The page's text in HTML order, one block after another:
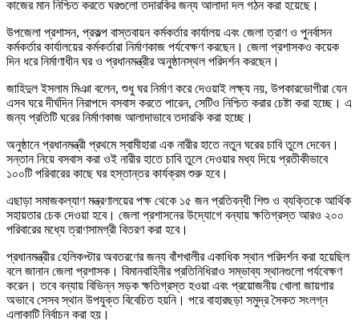
কাজের মান নিশ্চিত করতে ঘরগুলো তদারকির জন্য আলাদা দল গঠন করা হয়েছে।
উপজেলা প্রশাসন, প্রকল্প বাস্তবায়ন কর্মকর্তার কার্যালয় এবং জেলা ত্রাণ ও পুনর্বাসন
কর্মকর্তার কার্যালয়ের কর্মকর্তারা নির্মাণকাজ পর্যবেক্ষণ করছেন। জেলা প্রশাসকও কয়েক
দিন ধরে নির্মাণাধীন ঘর ও প্রধানমন্ত্রীর অনুষ্ঠানস্থল পরিদর্শন করছেন।
জাহিদুল ইসলাম মিঞা বলেন, শুধু ঘর নির্মাণ করে দেওয়াই লক্ষ্য নয়, উপকারভোগীরা যেন
এসব ঘরে দীর্ঘদিন নিরাপদে বসবাস করতে পারেন, সেটিও নিশ্চিত করার চেষ্টা করা হচ্ছে। এ
জন্য প্রতিটি ঘরের নির্মাণকাজ আলাদাভাবে তদারকি করা হচ্ছে।
অনুষ্ঠানে প্রধানমন্ত্রী প্রথমে স্বামীহারা এক নারীর হাতে নতুন ঘরের চাবি তুলে দেবেন।
সন্তান নিয়ে বসবাস করা ওই নারীর হাতে চাবি তুলে দেওয়ার মধ্য দিয়ে প্রতীকীভাবে
১০০টি পরিবারের কাছে ঘর হস্তান্তর কার্যক্রম শুরু হবে।
এছাড়া সমাজকল্যাণ মন্ত্রণালয়ের পক্ষ থেকে ১৫ জন প্রতিবন্ধী শিশু ও ব্যক্তিকে আর্থিক
সহায়তার চেক দেওয়া হবে। জেলা প্রশাসনের উদ্যোগে বন্যায় ক্ষতিগ্রস্ত আরও ২০০
পরিবারের মধ্যে ত্রাণসামগ্রী বিতরণ করা হবে।
প্রধানমন্ত্রীর হেলিকপ্টার অবতরণের জন্য বাঁশখালীর একাধিক স্থান পরিদর্শন করা হয়েছিল
বলে জানান জেলা প্রশাসক। বিমানবাহিনীর প্রতিনিধিরাও সম্ভাব্য স্থানগুলো পর্যবেক্ষণ
করেন। তবে বন্যায় বিভিন্ন সড়ক ক্ষতিগ্রস্ত হওয়া এবং প্রয়োজনীয় খোলা জায়গার
অভাবে সেসব স্থান উপযুক্ত বিবেচিত হয়নি। পরে বাহারছড়া সমুদ্র সৈকত সংলগ্ন
এলাকাটি নির্বাচন করা হয়।